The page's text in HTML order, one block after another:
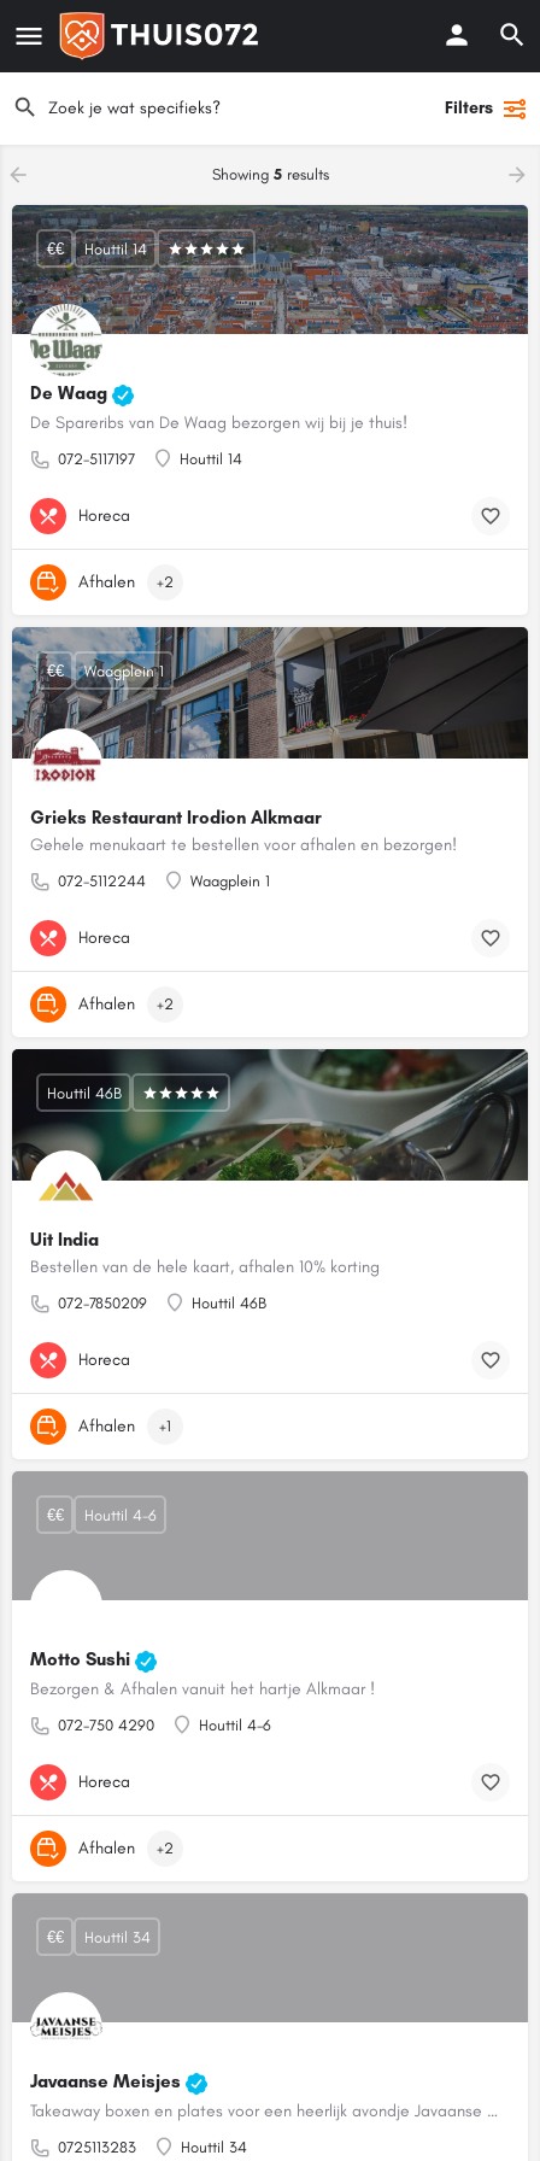
Filters
Showing 5results
De Waag
De Spareribs van De Waag bezorgen wij bij je thuis!
072-5117197 Houttil 14
€€ Houttil 14
Horeca
Afhalen +2
Grieks Restaurant Irodion Alkmaar
Gehele menukaart te bestellen voor afhalen en bezorgen!
072-5112244 Waagplein 1
€€ Waagplein 1
Horeca
Afhalen +2
Uit India
Bestellen van de hele kaart, afhalen 10% korting
072-7850209 Houttil 46B
Houttil 46B
Horeca
Afhalen +1
Motto Sushi
Bezorgen & Afhalen vanuit het hartje Alkmaar !
072-750 4290 Houttil 4-6
€€ Houttil 4-6
Horeca
Afhalen +2
Javaanse Meisjes
Takeaway boxen en plates voor een heerlijk avondje Javaanse Meisjes thuis
0725113283 Houttil 34
€€ Houttil 34